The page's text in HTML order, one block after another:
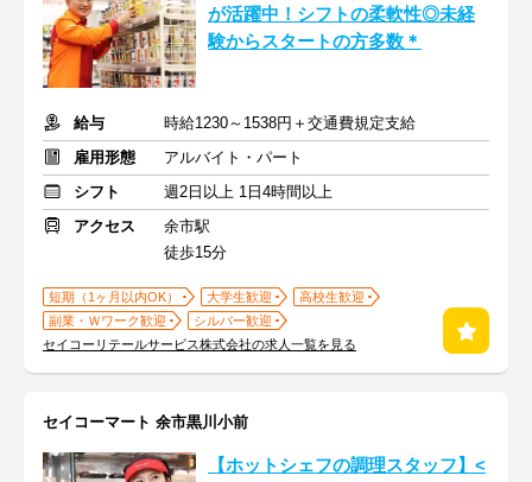
が活躍中！シフトの柔軟性◎未経
験からスタートの方多数＊
給与
時給1230～1538円＋交通費規定支給
雇用形態
アルバイト・パート
シフト
週2日以上 1日4時間以上
アクセス
余市駅
徒歩15分
短期（1ヶ月以内OK） 大学生歓迎
高校生歓迎
副業・Ｗワーク歓迎
シルバー歓迎
セイコーリテールサービス株式会社の求人一覧を見る
セイコーマート 余市黒川小前
【ホットシェフの調理スタッフ】<